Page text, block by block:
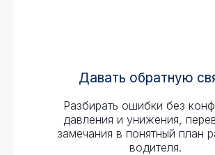
Давать обратную
Разбирать ошибки без
давления и унижения,
замечания в понятный план
водителя.